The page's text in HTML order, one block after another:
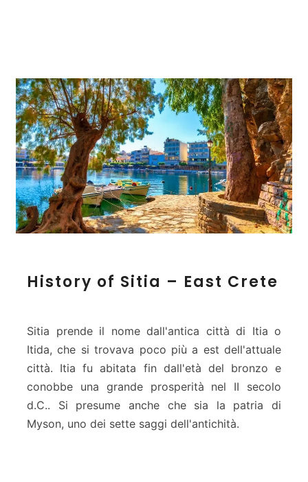
i
a
i
o
y
o
f
S
i
t
History of Sitia – East Crete
Sitia prende il nome dall'antica città di Itia o
Itida, che si trovava poco più a est dell'attuale
città. Itia fu abitata fin dall'età del bronzo e
conobbe una grande prosperità nel II secolo
d.C.. Si presume anche che sia la patria di
Myson, uno dei sette saggi dell'antichità.